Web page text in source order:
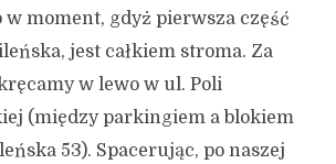
w moment, gdyż pierwsza część
jest całkiem stroma. Za
w lewo w ul. Poli
(między parkingiem a blokiem
53). Spacerując, po naszej